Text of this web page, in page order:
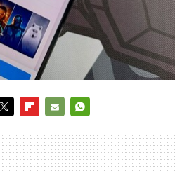
MAIL